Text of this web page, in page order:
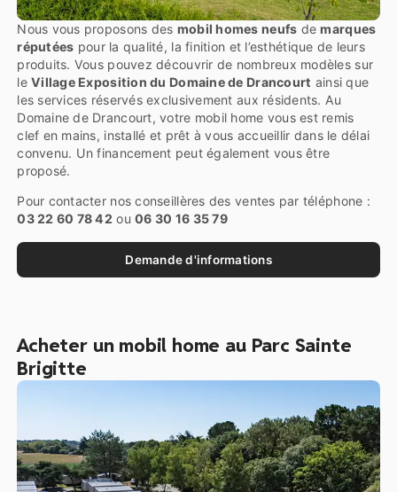
Nous vous proposons des mobil homes neufs demarques
réputées pour la qualité, la finition et l’esthétique de leurs
produits. Vous pouvez découvrir de nombreux modèles sur
leVillage Exposition du Domaine de Drancourt ainsi que
les services réservés exclusivement aux résidents. Au
Domaine de Drancourt, votre mobil home vous est remis
clef en mains, installé et prêt à vous accueillir dans le délai
convenu. Un financement peut également vous être
proposé.
Pour contacter nos conseillères des ventes par téléphone :
03 22 60 78 42 ou06 30 16 35 79
Demande d'informations
Acheter un mobil home au Parc Sainte
Brigitte